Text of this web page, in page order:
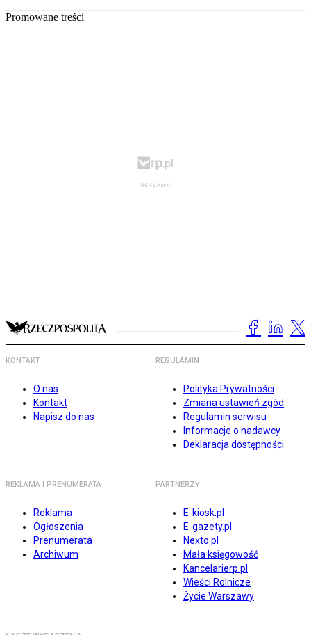
Promowane treści
KONTAKT
O nas
Kontakt
Napisz do nas
REGULAMIN
Polityka Prywatności
Zmiana ustawień zgód
Regulamin serwisu
Informacje o nadawcy
Deklaracja dostępności
REKLAMA I PRENUMERATA
Reklama
Ogłoszenia
Prenumerata
Archiwum
PARTNERZY
E-kiosk.pl
E-gazety.pl
Nexto.pl
Mała księgowość
Kancelarierp.pl
Wieści Rolnicze
Życie Warszawy